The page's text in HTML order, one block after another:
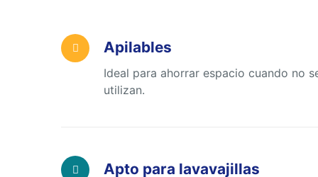
Apilables
Ideal para ahorrar espacio cuando no
utilizan.
Apto para lavavajillas